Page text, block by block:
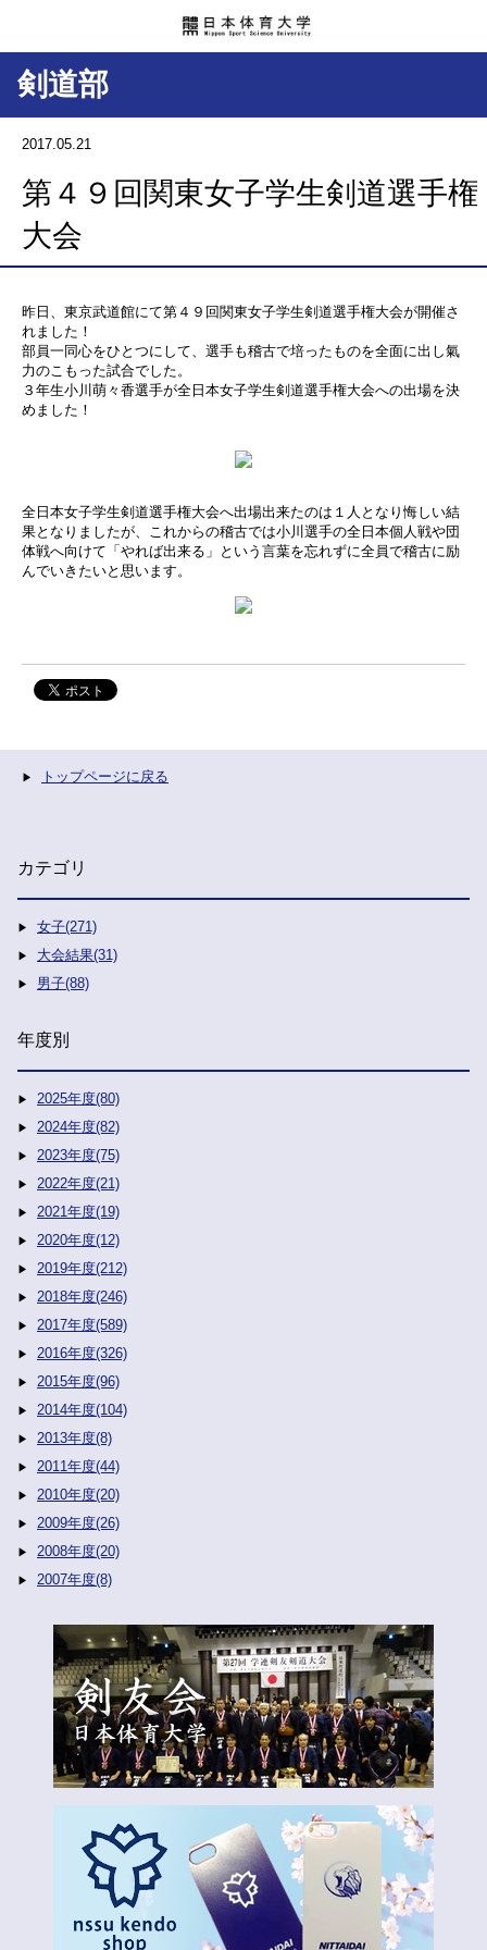
剣道部
2017.05.21
第４９回関東女子学生剣道選手権
大会
昨日、東京武道館にて第４９回関東女子学生剣道選手権大会が開催さ
れました！
部員一同心をひとつにして、選手も稽古で培ったものを全面に出し氣
力のこもった試合でした。
３年生小川萌々香選手が全日本女子学生剣道選手権大会への出場を決
めました！
全日本女子学生剣道選手権大会へ出場出来たのは１人となり悔しい結
果となりましたが、これからの稽古では小川選手の全日本個人戦や団
体戦へ向けて「やれば出来る」という言葉を忘れずに全員で稽古に励
んでいきたいと思います。
トップページに戻る
カテゴリ
女子(271)
大会結果(31)
男子(88)
年度別
2025年度(80)
2024年度(82)
2023年度(75)
2022年度(21)
2021年度(19)
2020年度(12)
2019年度(212)
2018年度(246)
2017年度(589)
2016年度(326)
2015年度(96)
2014年度(104)
2013年度(8)
2011年度(44)
2010年度(20)
2009年度(26)
2008年度(20)
2007年度(8)